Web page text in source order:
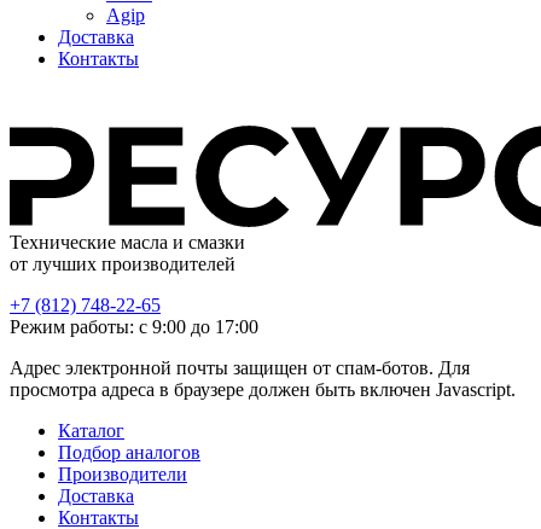
Agip
Доставка
Контакты
Технические масла и смазки
от лучших производителей
+7 (812) 748-22-65
Режим работы: с 9:00 до 17:00
Адрес электронной почты защищен от спам-ботов. Для
просмотра адреса в браузере должен быть включен Javascript.
Каталог
Подбор аналогов
Производители
Доставка
Контакты